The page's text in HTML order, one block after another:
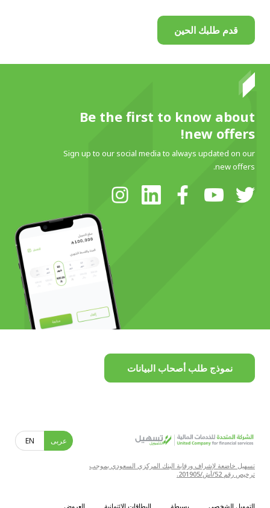
قدم طلبك الحين
Be the first to know about
new offers!
Sign up to our social media to always updated on our
new offers.
نموذج طلب أصحاب البيانات
تسهيل خاضعة لإشراف ورقابة البنك المركزي السعودي بموجب
ترخيص رقم 52/أش/201905.
EN عربى
التمويل الشخصي بسيطة البطاقات الائتمانية العروض